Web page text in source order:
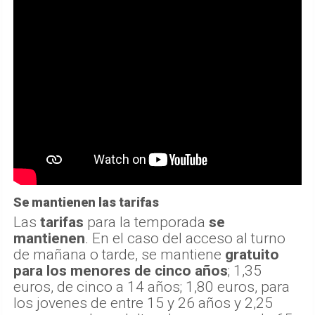
Se mantienen las tarifas
Las tarifas para la temporada se
mantienen. En el caso del acceso al turno
de mañana o tarde, se mantiene gratuito
para los menores de cinco años; 1,35
euros, de cinco a 14 años; 1,80 euros, para
los jovenes de entre 15 y 26 años y 2,25